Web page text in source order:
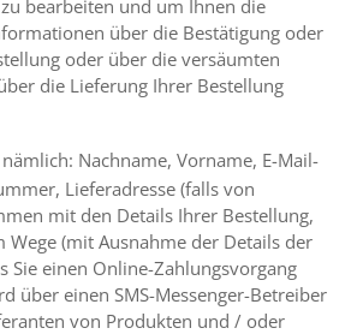
bearbeiten und um Ihnen die
über die Bestätigung oder
oder über die versäumten
die Lieferung Ihrer Bestellung
Nachname, Vorname, E-Mail-
Lieferadresse (falls von
mit den Details Ihrer Bestellung,
Wege (mit Ausnahme der Details der
Sie einen Online-Zahlungsvorgang
über einen SMS-Messenger-Betreiber
von Produkten und / oder